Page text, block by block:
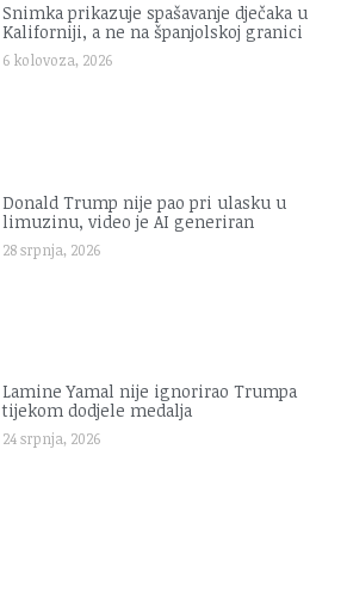
Snimka prikazuje spašavanje dječaka u
Kaliforniji, a ne na španjolskoj granici
6 kolovoza, 2026
Donald Trump nije pao pri ulasku u
limuzinu, video je AI generiran
28 srpnja, 2026
Lamine Yamal nije ignorirao Trumpa
tijekom dodjele medalja
24 srpnja, 2026